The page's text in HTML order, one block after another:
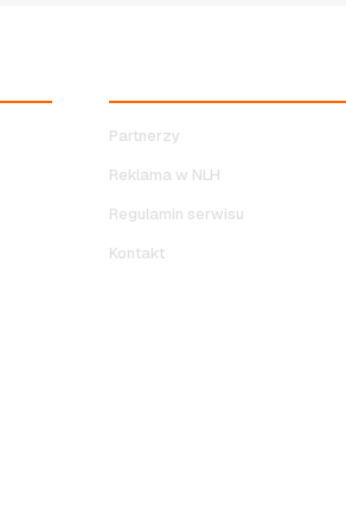
Partnerzy
Reklama w NLH
Regulamin serwisu
Kontakt